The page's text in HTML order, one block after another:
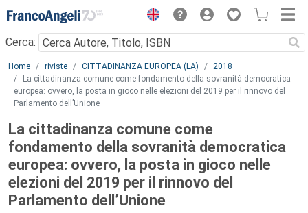
Menu
Cerca:
Main content
Home riviste CITTADINANZA EUROPEA (LA)
2018
La cittadinanza comune come fondamento della sovranità democratica
europea: ovvero, la posta in gioco nelle elezioni del 2019 per il rinnovo del
Parlamento dell’Unione
La cittadinanza comune come
fondamento della sovranità democratica
europea: ovvero, la posta in gioco nelle
elezioni del 2019 per il rinnovo del
Parlamento dell’Unione